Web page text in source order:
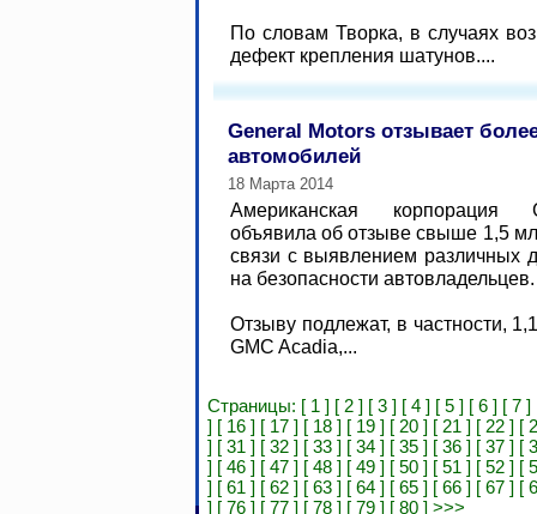
По словам Творка, в случаях
дефект крепления шатунов....
General Motors отзывает
автомобилей
18 Марта 2014
Американская корпорация
объявила об отзыве свыше 1,5
связи с выявлением различных
на безопасности
Отзыву подлежат, в частности,
GMC Acadia,...
Страницы: [ 1 ] [ 2 ] [ 3 ] [ 4 ] [ 5 ] [ 6 ] [ 7 ]
] [ 16 ] [ 17 ] [ 18 ] [ 19 ] [ 20 ] [ 21 ] [ 22 ] [
] [ 31 ] [ 32 ] [ 33 ] [ 34 ] [ 35 ] [ 36 ] [ 37 ] [
] [ 46 ] [ 47 ] [ 48 ] [ 49 ] [ 50 ] [ 51 ] [ 52 ] [
] [ 61 ] [ 62 ] [ 63 ] [ 64 ] [ 65 ] [ 66 ] [ 67 ] [
] [ 76 ] [ 77 ] [ 78 ] [ 79 ] [ 80 ] >>>